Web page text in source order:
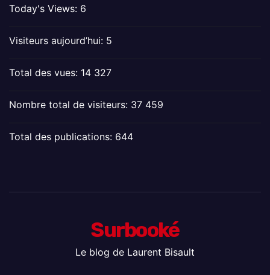
Today's Views: 6
Visiteurs aujourd’hui: 5
Total des vues: 14 327
Nombre total de visiteurs: 37 459
Total des publications: 644
Surbooké
Le blog de Laurent Bisault